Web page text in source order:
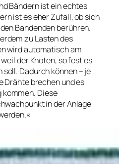
Bändern ist ein echtes
ist es eher Zufall, ob sich
Bandenden berühren.
zu Lasten des
wird automatisch am
der Knoten, so fest es
Dadurch können – je
Drähte brechen und es
kommen. Diese
in der Anlage